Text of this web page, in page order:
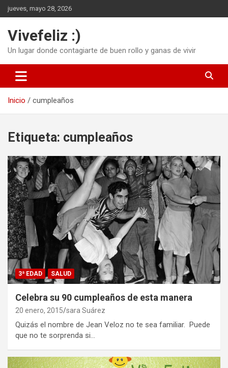
Saltar
al
jueves, mayo 28, 2026
Vivefeliz :)
Un lugar donde contagiarte de buen rollo y ganas de vivir
Inicio cumpleaños
Etiqueta: cumpleaños
3ª EDAD SALUD
Celebra su 90 cumpleaños de esta manera
20 enero, 2015 sara Suárez
Quizás el nombre de Jean Veloz no te sea familiar. Puede
que no te sorprenda si…